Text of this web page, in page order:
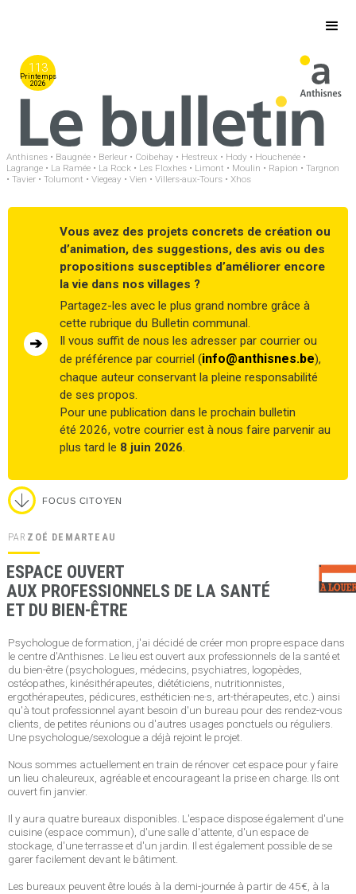
113
Printemps
2026
Anthisnes • Baugnée • Berleur • Coibehay • Hestreux • Hody • Houchenée •
Lagrange • La Ramée • La Rock • Les Floxhes • Limont • Moulin • Rapion • Targnon
• Tavier • Tolumont • Viegeay • Vien • Villers-aux-Tours • Xhos
➔
Vous avez des projets concrets de création ou
d’animation, des suggestions, des avis ou des
propositions susceptibles d’améliorer encore
la vie dans nos villages ?
Partagez-les avec le plus grand nombre grâce à
cette rubrique du Bulletin communal.
Il vous suffit de nous les adresser par courrier ou
de préférence par courriel (info@anthisnes.be),
chaque auteur conservant la pleine responsabilité
de ses propos.
Pour une publication dans le prochain bulletin
été 2026, votre courrier est à nous faire parvenir au
plus tard le 8 juin 2026.
FOCUS CITOYEN
PAR ZOÉ DEMARTEAU
ESPACE OUVERT
AUX PROFESSIONNELS DE LA SANTÉ
ET DU BIEN-ÊTRE
Psychologue de formation, j'ai décidé de créer mon propre espace dans
le centre d'Anthisnes. Le lieu est ouvert aux professionnels de la santé et
du bien-être (psychologues, médecins, psychiatres, logopèdes,
ostéopathes, kinésithérapeutes, diététiciens, nutritionnistes,
ergothérapeutes, pédicures, esthéticien·ne·s, art-thérapeutes, etc.) ainsi
qu'à tout professionnel ayant besoin d'un bureau pour des rendez-vous
clients, de petites réunions ou d'autres usages ponctuels ou réguliers.
Une psychologue/sexologue a déjà rejoint le projet.
Nous sommes actuellement en train de rénover cet espace pour y faire
un lieu chaleureux, agréable et encourageant la prise en charge. Ils ont
ouvert fin janvier.
Il y aura quatre bureaux disponibles. L'espace dispose également d'une
cuisine (espace commun), d'une salle d'attente, d'un espace de
stockage, d'une terrasse et d'un jardin. Il est également possible de se
garer facilement devant le bâtiment.
Les bureaux peuvent être loués à la demi-journée à partir de 45€, à la